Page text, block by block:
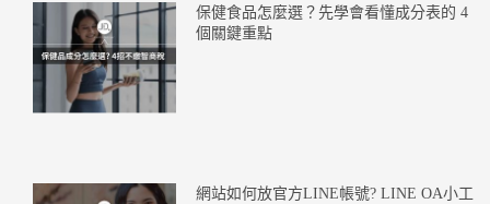
保健食品怎麼選？先學會看懂成分表的 4
個關鍵重點
網站如何放官方LINE帳號? LINE OA小工